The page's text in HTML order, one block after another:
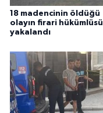
18 madencinin öldüğü
olayın firari hükümlüsü
yakalandı